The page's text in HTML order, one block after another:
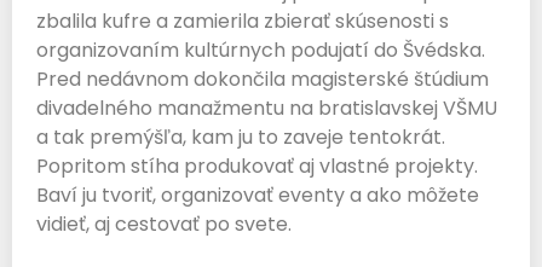
zbalila kufre a zamierila zbierať skúsenosti s
organizovaním kultúrnych podujatí do Švédska.
Pred nedávnom dokončila magisterské štúdium
divadelného manažmentu na bratislavskej VŠMU
a tak premýšľa, kam ju to zaveje tentokrát.
Popritom stíha produkovať aj vlastné projekty.
Baví ju tvoriť, organizovať eventy a ako môžete
vidieť, aj cestovať po svete.